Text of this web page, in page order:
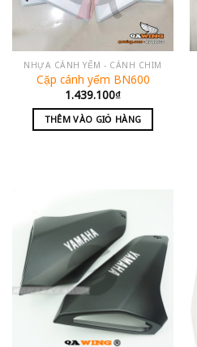
NHỰA CÁNH YẾM - CÁNH CHIM
Cặp cánh yếm BN600
1.439.100₫
THÊM VÀO GIỎ HÀNG